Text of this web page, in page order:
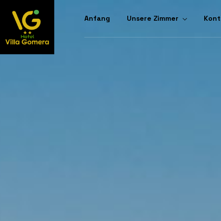
Anfang Unsere Zimmer